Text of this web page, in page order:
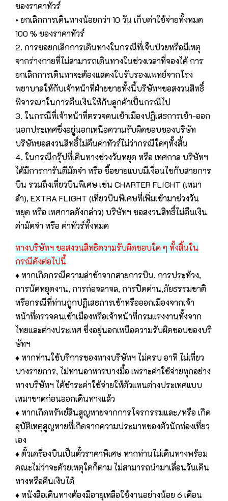
ของราคาทัวร์
• ยกเลิกการเดินทางน้อยกว่า 10 วัน เก็บค่าใช้จ่ายทั้งหมด
100 % ของราคาทัวร์
2. การขอยกเลิกการเดินทางในกรณีที่เจ็บป่วยหรือมีเหตุ
จากร่างกายที่ไม่สามารถเดินทางในช่วงเวลาที่จองได้ การ
ยกเลิกการเดินทาจะต้องแสดงใบรับรองแพทย์จากโรง
พยาบาลให้กับเจ้าหน้าที่ฝ่ายขายทั้งนี้บริษัทฯขอสงวนสิทธิ์
พิจารณาในการคืนเงินให้กับลูกค้าเป็นกรณีไป
3. ในกรณีที่เจ้าหน้าที่ตรวจคนเข้าเมืองปฏิเสธการเข้า-ออก
นอกประเทศซึ่งอยู่นอกเหนือความรับผิดชอบของบริษัท
บริษัทขอสงวนสิทธิ์ไม่คืนค่าทัวร์ไม่ว่ากรณีใดๆทั้งสิ้น
4. ในกรณีกรุ๊ปที่เดินทางช่วงวันหยุด หรือ เทศกาล บริษัทฯ
ได้มีการการันตีมัดจำ หรือ ซื้อขายแบบมีเงื่อนไขกับสายการ
บิน รวมถึงเที่ยวบินพิเศษ เช่น CHARTER FLIGHT (เหมา
ลำ), EXTRA FLIGHT (เที่ยวบินพิเศษที่เพิ่มเข้ามาช่วงวัน
หยุด หรือ เทศกาลดังกล่าว) บริษัทฯ ขอสงวนสิทธิ์ไม่คืนเงิน
ค่ามัดจำ หรือ ค่าทัวร์ทั้งหมด
ทางบริษัทฯ ขอสงวนสิทธิความรับผิดชอบใด ๆ ทั้งสิ้นใน
กรณีดังต่อไปนี้
♦ หากเกิดกรณีความล่าช้าจากสายการบิน, การประท้วง,
การนัดหยุดงาน, การก่อจลาจล, การปิดด่าน,ภัยธรรมชาติ
หรือกรณีที่ท่านถูกปฏิเสธการเข้าหรือออกเมืองจากเจ้า
หน้าที่ตรวจคนเข้าเมืองหรือเจ้าหน้าที่กรมแรงงานทั้งจาก
ไทยและต่างประเทศ ซึ่งอยู่นอกเหนือความรับผิดชอบของบริ
ษัทฯ
♦ หากท่านใช้บริการของทางบริษัทฯ ไม่ครบ อาทิ ไม่เที่ยว
บางรายการ, ไม่ทานอาหารบางมื้อ เพราะค่าใช้จ่ายทุกอย่าง
ทางบริษัทฯ ได้ชำระค่าใช้จ่ายให้ตัวแทนต่างประเทศแบบ
เหมาขาดก่อนออกเดินทางแล้ว
♦ หากเกิดทรัพย์สินสูญหายจากการโจรกรรมและ/หรือ เกิด
อุบัติเหตุสูญหายที่เกิดจากความประมาทของตัวนักท่องเที่ยว
เอง
♦ ตั๋วเครื่องบินเป็นตั๋วราคาพิเศษ หากท่านไม่เดินทางพร้อม
คณะไม่ว่าจะด้วยเหตุใดก็ตาม ไม่สามารถนำมาเลื่อนวันเดิน
ทางหรือคืนเงินได้
♦ หนังสือเดินทางต้องมีอายุเหลือใช้งานอย่างน้อย 6 เดือน